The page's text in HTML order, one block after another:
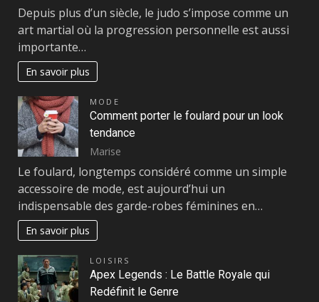
Depuis plus d’un siècle, le judo s’impose comme un
art martial où la progression personnelle est aussi
importante…
En savoir plus
MODE
Comment porter le foulard pour un look
tendance
Marise
Le foulard, longtemps considéré comme un simple
accessoire de mode, est aujourd’hui un
indispensable des garde-robes féminines en…
En savoir plus
LOISIRS
Apex Legends : Le Battle Royale qui
Redéfinit le Genre